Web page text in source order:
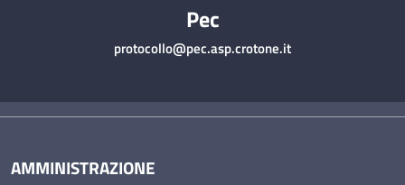
Pec
protocollo@pec.asp.crotone.it
AMMINISTRAZIONE